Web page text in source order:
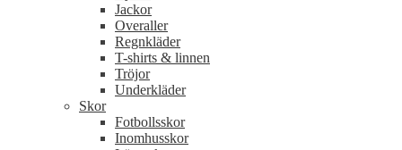
Jackor
Overaller
Regnkläder
T-shirts & linnen
Tröjor
Underkläder
Skor
Fotbollsskor
Inomhusskor